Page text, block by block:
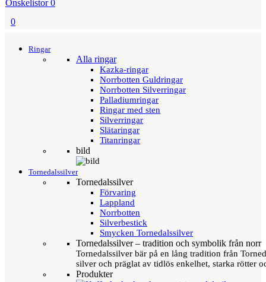
Önskelistor 0
0
Ringar
Alla ringar
Kazka-ringar
Norrbotten Guldringar
Norrbotten Silverringar
Palladiumringar
Ringar med sten
Silverringar
Slätaringar
Titanringar
bild
Tornedalssilver
Tornedalssilver
Förvaring
Lappland
Norrbotten
Silverbestick
Smycken Tornedalssilver
Tornedalssilver – tradition och symbolik från norr
Tornedalssilver bär på en lång tradition från
silver och präglat av tidlös enkelhet, starka rötter
Produkter